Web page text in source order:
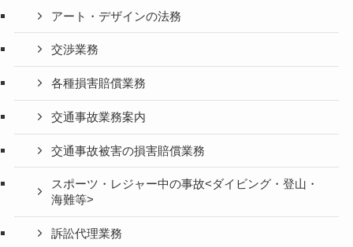
アート・デザインの法務
交渉業務
各種損害賠償業務
交通事故業務案内
交通事故被害の損害賠償業務
スポーツ・レジャー中の事故<ダイビング・登山・
海難等>
訴訟代理業務